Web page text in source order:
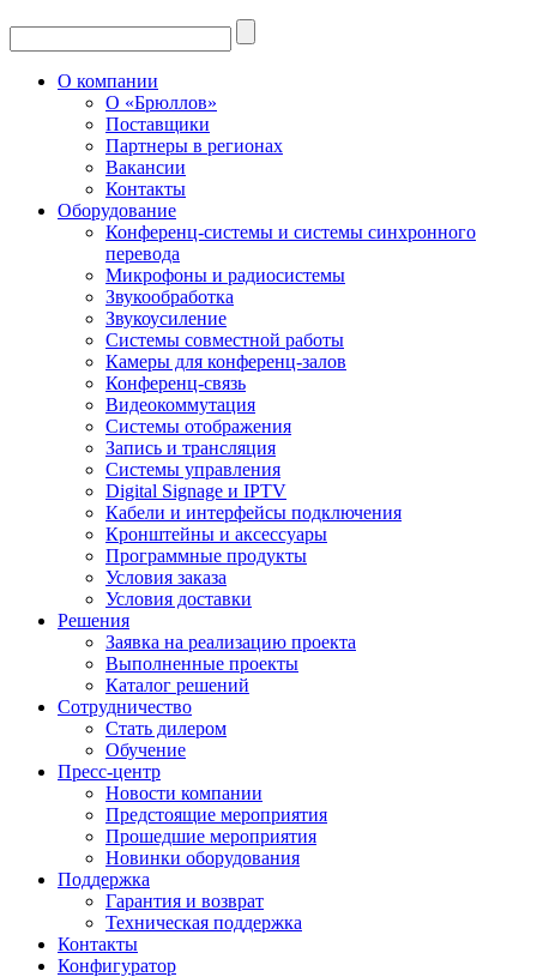
О компании
О «Брюллов»
Поставщики
Партнеры в регионах
Вакансии
Контакты
Оборудование
Конференц-системы и системы синхронного
перевода
Микрофоны и радиосистемы
Звукообработка
Звукоусиление
Системы совместной работы
Камеры для конференц-залов
Конференц-связь
Видеокоммутация
Системы отображения
Запись и трансляция
Системы управления
Digital Signage и IPTV
Кабели и интерфейсы подключения
Кронштейны и аксессуары
Программные продукты
Условия заказа
Условия доставки
Решения
Заявка на реализацию проекта
Выполненные проекты
Каталог решений
Сотрудничество
Стать дилером
Обучение
Пресс-центр
Новости компании
Предстоящие мероприятия
Прошедшие мероприятия
Новинки оборудования
Поддержка
Гарантия и возврат
Техническая поддержка
Контакты
Конфигуратор